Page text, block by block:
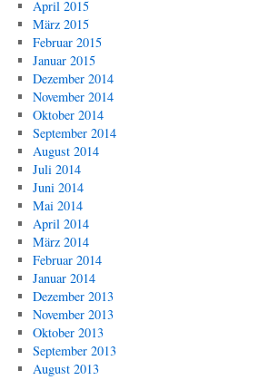
April 2015
März 2015
Februar 2015
Januar 2015
Dezember 2014
November 2014
Oktober 2014
September 2014
August 2014
Juli 2014
Juni 2014
Mai 2014
April 2014
März 2014
Februar 2014
Januar 2014
Dezember 2013
November 2013
Oktober 2013
September 2013
August 2013